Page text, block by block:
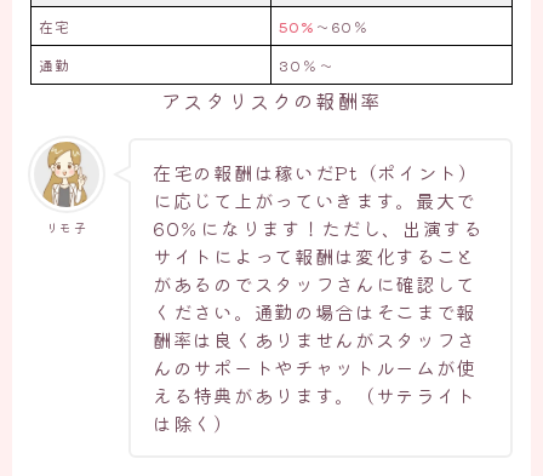
在宅
50% 〜60％
通勤
30％〜
アスタリスクの報酬率
リモ子
在宅の報酬は稼いだPt（ポイント）
に応じて上がっていきます。最大で
60％になります！ただし、出演する
サイトによって報酬は変化すること
があるのでスタッフさんに確認して
ください。通勤の場合はそこまで報
酬率は良くありませんがスタッフさ
んのサポートやチャットルームが使
える特典があります。（サテライト
は除く）